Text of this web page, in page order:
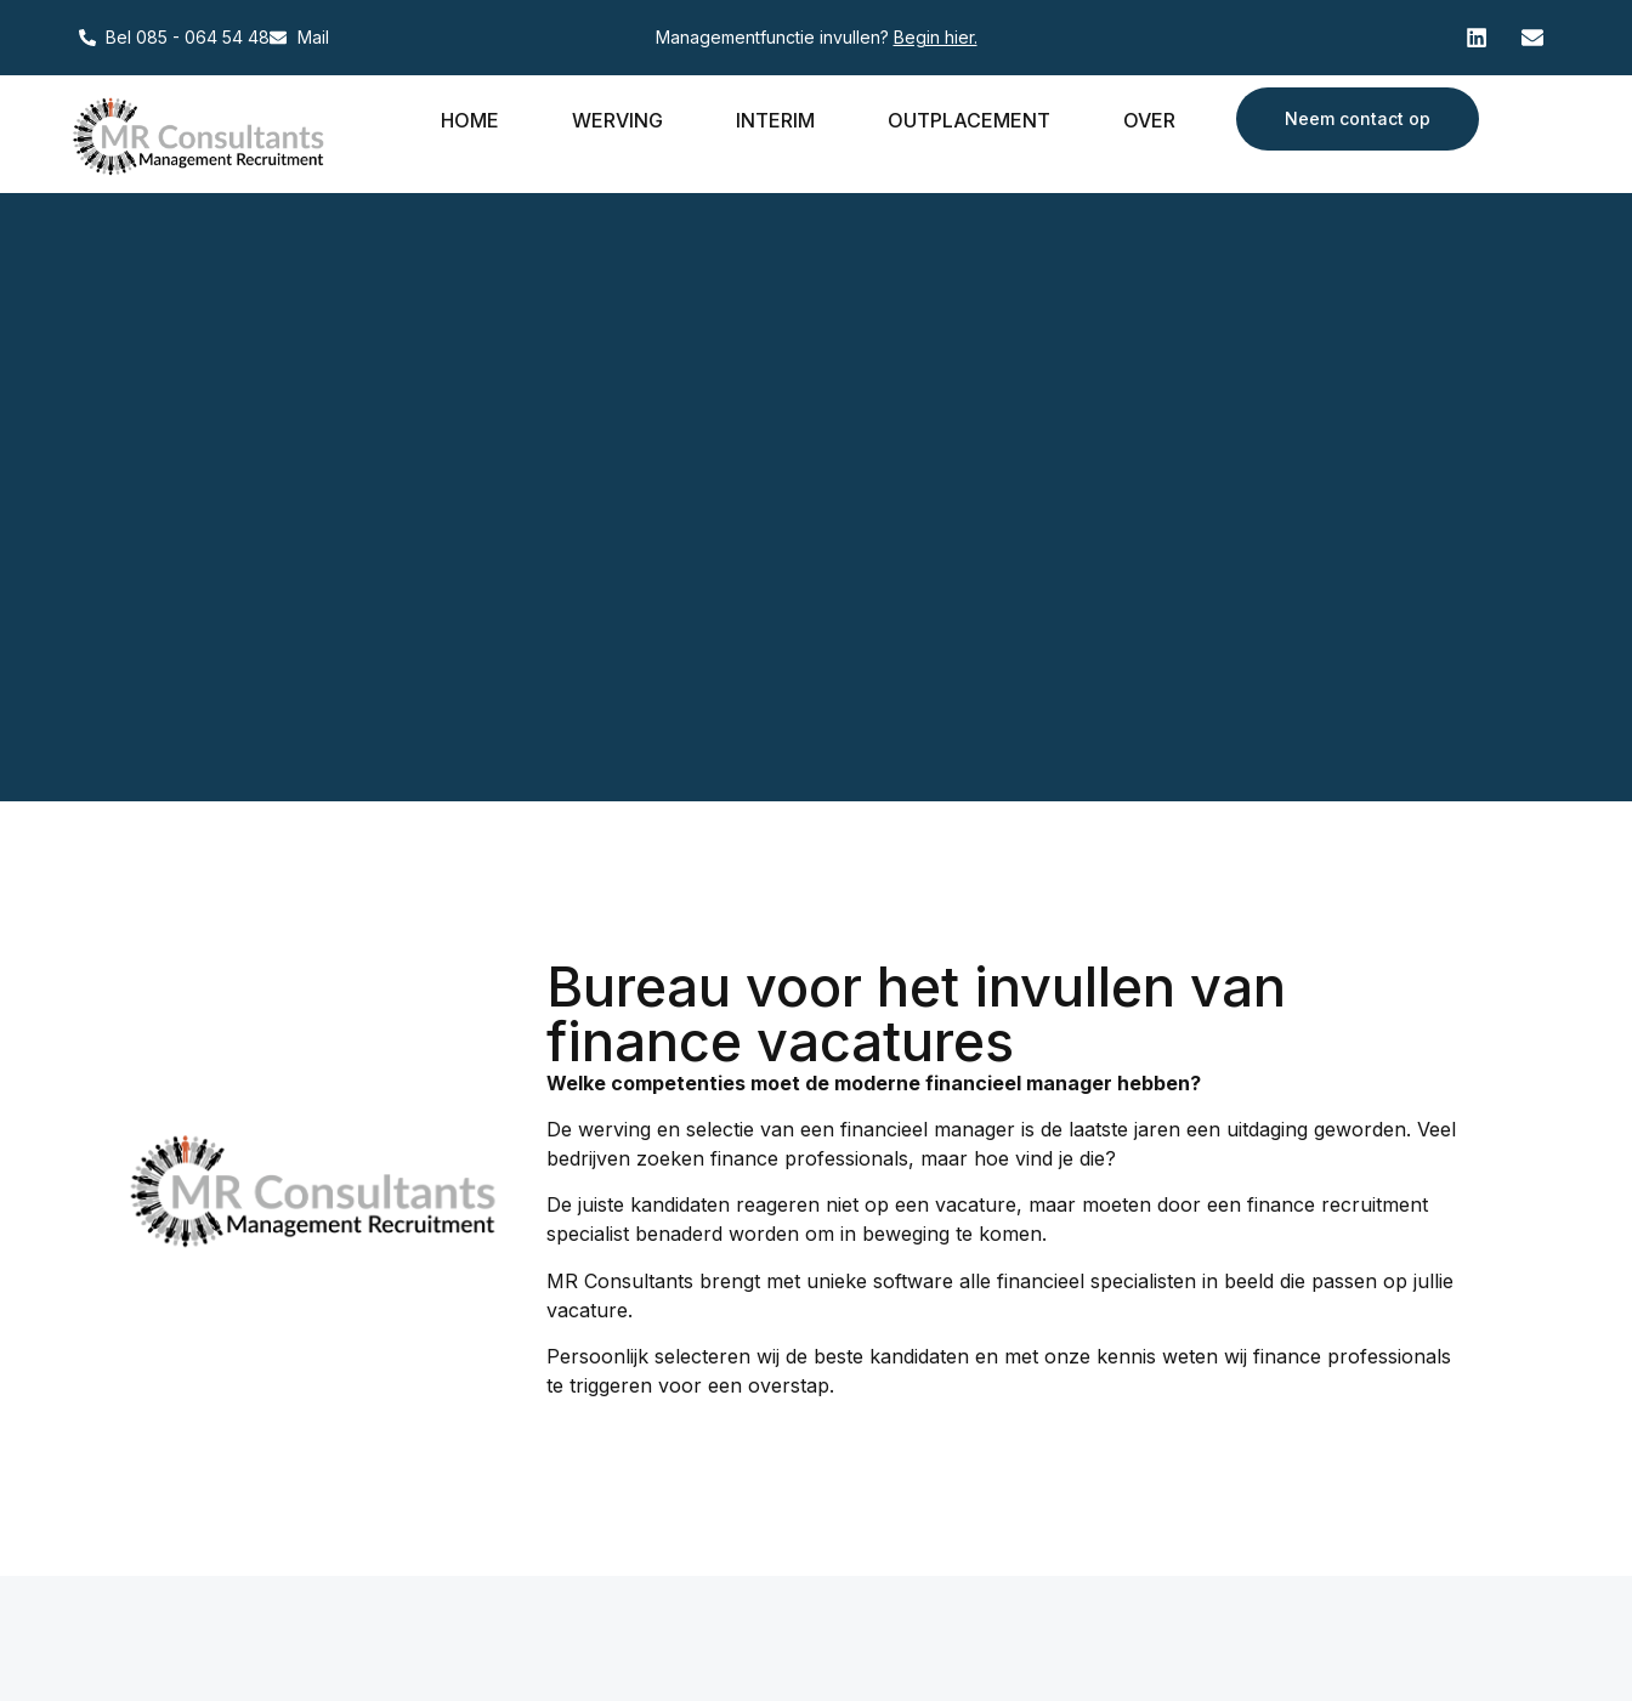
Bel 085 - 064 54 48 Mail Managementfunctie invullen? Begin hier.
HOME WERVING INTERIM OUTPLACEMENT OVER Neem contact op
Bureau voor het invullen van
finance vacatures
Welke competenties moet de moderne financieel manager hebben?
De werving en selectie van een financieel manager is de laatste jaren een uitdaging geworden. Veel
bedrijven zoeken finance professionals, maar hoe vind je die?
De juiste kandidaten reageren niet op een vacature, maar moeten door een finance recruitment
specialist benaderd worden om in beweging te komen.
MR Consultants brengt met unieke software alle financieel specialisten in beeld die passen op jullie
vacature.
Persoonlijk selecteren wij de beste kandidaten en met onze kennis weten wij finance professionals
te triggeren voor een overstap.